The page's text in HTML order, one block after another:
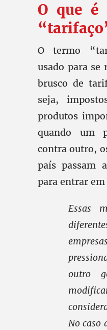
O que é
O termo
usado para se
brusco de
seja,
produtos
quando um
contra outro,
país passam
para entrar em
Essas
outro
No caso